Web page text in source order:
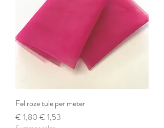
Fel roze tule per meter
Normale prijs
€ 1,80Verkoopprijs
€ 1,53